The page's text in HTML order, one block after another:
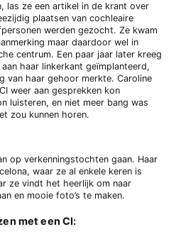
las ze een artikel in de krant over
plaatsen van cochleaire
werden gezocht. Ze kwam
maar daardoor wel in
centrum. Een paar jaar later kreeg
haar linkerkant geïmplanteerd,
van haar gehoor merkte. Caroline
weer aan gesprekken kon
luisteren, en niet meer bang was
zou kunnen horen.
op verkenningstochten gaan. Haar
waar ze al enkele keren is
ze vindt het heerlijk om naar
en mooie foto’s te maken.
met een CI: